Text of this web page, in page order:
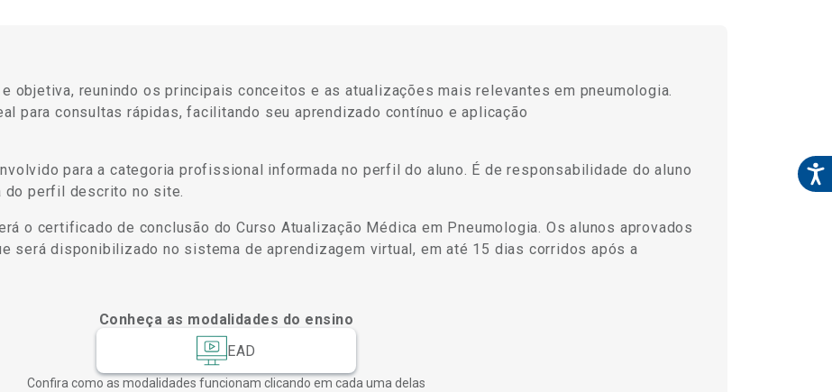
objetiva, reunindo os principais conceitos e as atualizações mais relevantes em pneumologia.
para consultas rápidas, facilitando seu aprendizado contínuo e aplicação
para a categoria profissional informada no perfil do aluno. É de responsabilidade do aluno
do perfil descrito no site.
o certificado de conclusão do Curso Atualização Médica em Pneumologia. Os alunos aprovados
será disponibilizado no sistema de aprendizagem virtual, em até 15 dias corridos após a
Conheça as modalidades do ensino
EAD
Confira como as modalidades funcionam clicando em cada uma delas